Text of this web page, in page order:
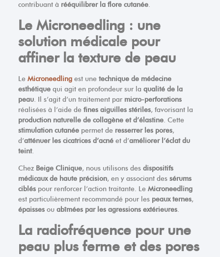
contribuant à rééquilibrer la flore cutanée.
Le Microneedling : une
solution médicale pour
affiner la texture de peau
Le Microneedlingest une technique de médecine
esthétiquequi agit en profondeur sur la qualité de la
peau. Il s’agit d’un traitement par micro-perforations
réalisées à l’aide de fines aiguilles stériles, favorisant la
production naturelle de collagène et d’élastine. Cette
stimulation cutanéepermet de resserrer les pores,
d’atténuer les cicatrices d’acnéet d’améliorer l’éclat du
teint.
Chez Beige Clinique, nous utilisons des dispositifs
médicaux de haute précision, en y associant des sérums
cibléspour renforcer l’action traitante. Le Microneedling
est particulièrement recommandé pour les peaux ternes,
épaissesou abîmées par les agressions extérieures.
La radiofréquence pour une
peau plus ferme et des pores